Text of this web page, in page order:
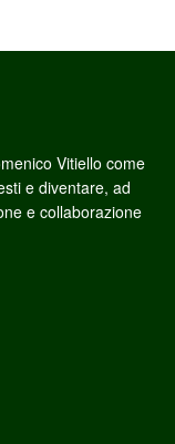
Vitiello come
e diventare, ad
e collaborazione